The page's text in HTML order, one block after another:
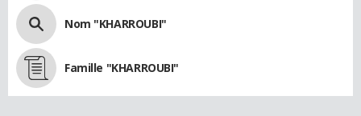
Nom "KHARROUBI"
Famille "KHARROUBI"